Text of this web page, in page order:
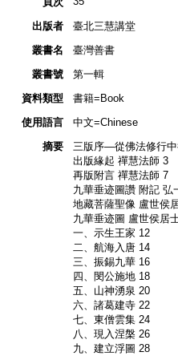
出版者
臺北三慧講堂
叢書名
臺灣善書
叢書號
第一輯
資料類型
書籍=Book
使用語言
中文=Chinese
摘要
三版序—從佛法修行
出版緣起 禪慧法師 3
再版附言 禪慧法師 7
九華垂迹圖讚 附記 弘
地藏菩薩聖像 盧世侯
九華垂迹圖 盧世侯居
一、示生王家 12
二、航海入唐 14
三、振錫九華 16
四、閔公施地 18
五、山神湧泉 20
六、諸葛建寺 22
七、東僧雲集 24
八、現入涅槃 26
九、建立浮圖 28